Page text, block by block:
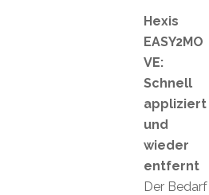
Hexis
EASY2MO
VE:
Schnell
appliziert
und
wieder
entfernt
Der Bedarf